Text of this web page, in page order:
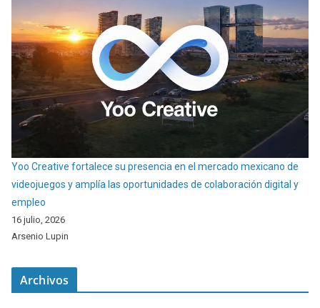
Yoo Creative fortalece su presencia en el mercado mexicano de
videojuegos y amplía las oportunidades de colaboración digital y
empleo
16 julio, 2026
Arsenio Lupin
Archivos